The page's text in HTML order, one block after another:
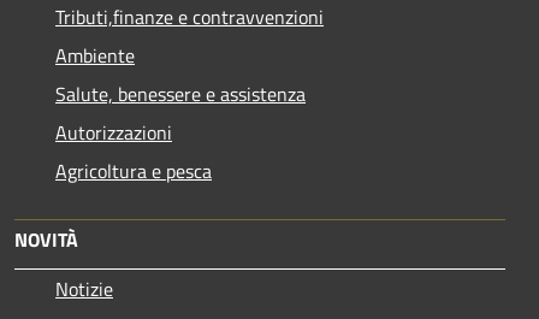
Tributi,finanze e contravvenzioni
Ambiente
Salute, benessere e assistenza
Autorizzazioni
Agricoltura e pesca
NOVITÀ
Notizie